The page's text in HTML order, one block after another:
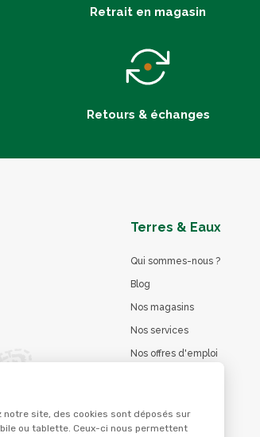
notre site, des cookies sont déposés sur
ou tablette. Ceux-ci nous permettent
Retrait en magasin
Retours & échanges
Terres & Eaux
Qui sommes-nous ?
Blog
Nos magasins
Nos services
Nos offres d'emploi
La marque Terzéo